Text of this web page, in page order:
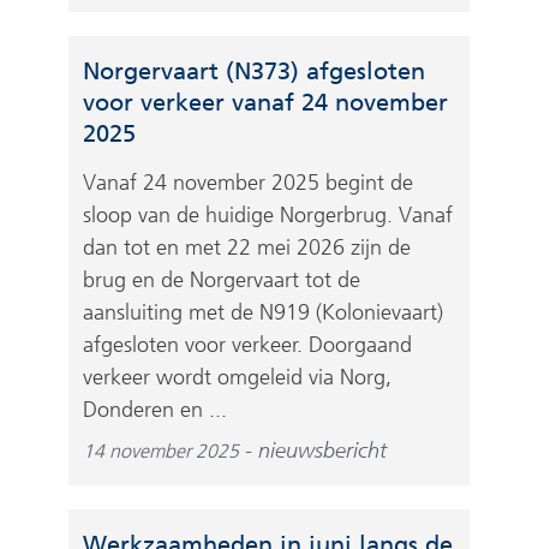
Norgervaart (N373) afgesloten
voor verkeer vanaf 24 november
2025
Vanaf 24 november 2025 begint de
sloop van de huidige Norgerbrug. Vanaf
dan tot en met 22 mei 2026 zijn de
brug en de Norgervaart tot de
aansluiting met de N919 (Kolonievaart)
afgesloten voor verkeer. Doorgaand
verkeer wordt omgeleid via Norg,
Donderen en ...
14 november 2025 nieuwsbericht